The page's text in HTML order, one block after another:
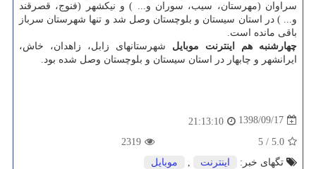
سراوان (مهرستان، سیب، سوران و... ) و نیكشهر (فنوج، قصرقند
و... ) در استان سیستان و بلوچستان وصل شد و تنها شهرستان سرباز
باقی مانده است.
چهارشنبه هم اینترنت موبایل شهرستانهای زابل، زاهدان، خاش،
ایرانشهر و چابهار در استان سیستان و بلوچستان وصل شده بود.
1398/09/17
21:13:10
5.0
/
5
2319
تگهای خبر:
اینترنت موبایل